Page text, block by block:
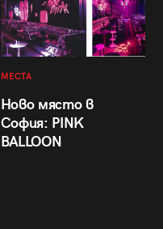
МЕСТА
Ново място в
София: PINK
BALLOON